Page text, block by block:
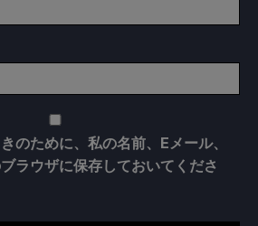
のために、私の名前、Eメール、
ラウザに保存しておいてくださ